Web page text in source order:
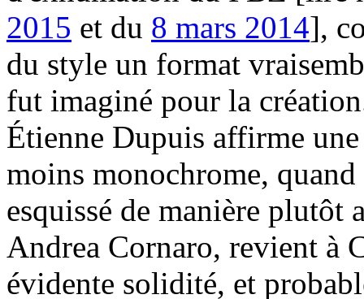
2015 et du 8 mars 2014],
du style un format
fut imaginé pour la
Étienne Dupuis affirme
moins monochrome,
esquissé de manière plutôt
Andrea Cornaro, revient à
évidente solidité, et